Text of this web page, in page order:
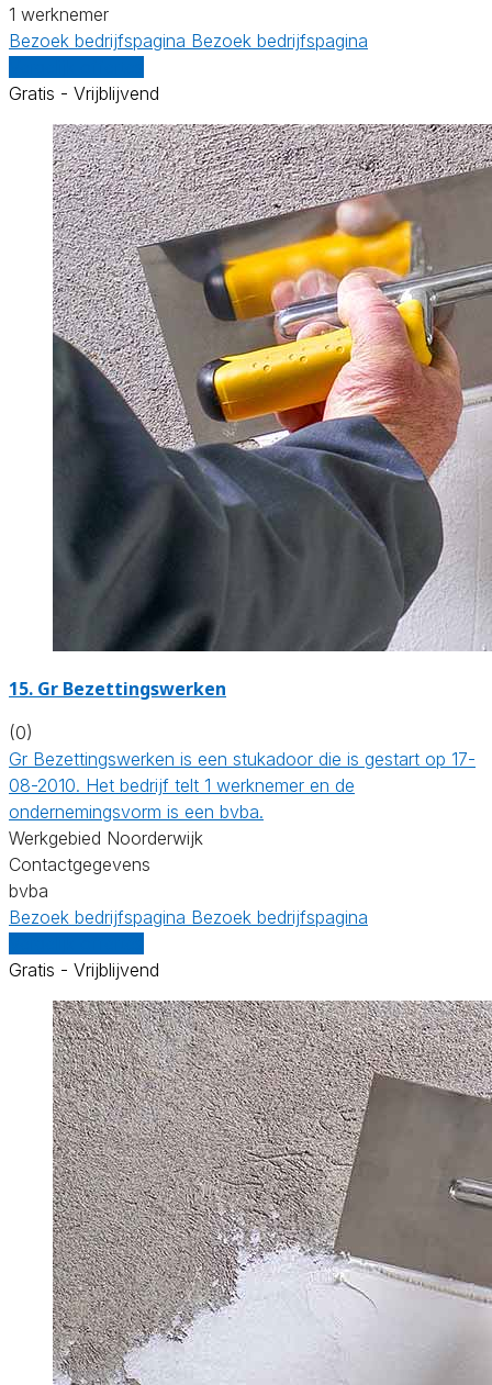
1 werknemer
Bezoek bedrijfspagina Bezoek bedrijfspagina
Gratis - Vrijblijvend
15. Gr Bezettingswerken
(0)
Gr Bezettingswerken is een stukadoor die is gestart op 17-
08-2010. Het bedrijf telt 1 werknemer en de
ondernemingsvorm is een bvba.
Werkgebied Noorderwijk
Contactgegevens
bvba
Bezoek bedrijfspagina Bezoek bedrijfspagina
Gratis - Vrijblijvend